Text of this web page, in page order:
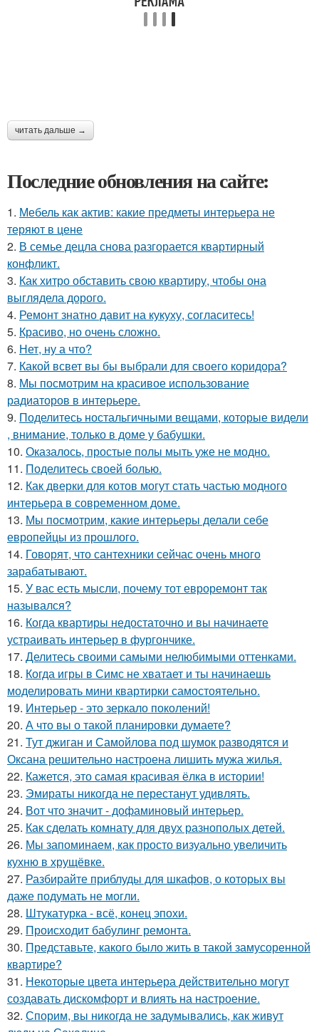
читать дальше →
Последние обновления на сайте:
1. Мебель как актив: какие предметы интерьера не
теряют в цене
2. В семье децла снова разгорается квартирный
конфликт.
3. Как хитро обставить свою квартиру, чтобы она
выглядела дорого.
4. Ремонт знатно давит на кукуху, согласитесь!
5. Красиво, но очень сложно.
6. Нет, ну а что?
7. Какой всвет вы бы выбрали для своего коридора?
8. Мы посмотрим на красивое использование
радиаторов в интерьере.
9. Поделитесь ностальгичными вещами, которые видели
, внимание, только в доме у бабушки.
10. Оказалось, простые полы мыть уже не модно.
11. Поделитесь своей болью.
12. Как дверки для котов могут стать частью модного
интерьера в современном доме.
13. Мы посмотрим, какие интерьеры делали себе
европейцы из прошлого.
14. Говорят, что сантехники сейчас очень много
зарабатывают.
15. У вас есть мысли, почему тот евроремонт так
назывался?
16. Когда квартиры недостаточно и вы начинаете
устраивать интерьер в фургончике.
17. Делитесь своими самыми нелюбимыми оттенками.
18. Когда игры в Симс не хватает и ты начинаешь
моделировать мини квартирки самостоятельно.
19. Интерьер - это зеркало поколений!
20. А что вы о такой планировки думаете?
21. Тут джиган и Самойлова под шумок разводятся и
Оксана решительно настроена лишить мужа жилья.
22. Кажется, это самая красивая ёлка в истории!
23. Эмираты никогда не перестанут удивлять.
24. Вот что значит - дофаминовый интерьер.
25. Как сделать комнату для двух разнополых детей.
26. Мы запоминаем, как просто визуально увеличить
кухню в хрущёвке.
27. Разбирайте приблуды для шкафов, о которых вы
даже подумать не могли.
28. Штукатурка - всё, конец эпохи.
29. Происходит бабулинг ремонта.
30. Представьте, какого было жить в такой замусоренной
квартире?
31. Некоторые цвета интерьера действительно могут
создавать дискомфорт и влиять на настроение.
32. Спорим, вы никогда не задумывались, как живут